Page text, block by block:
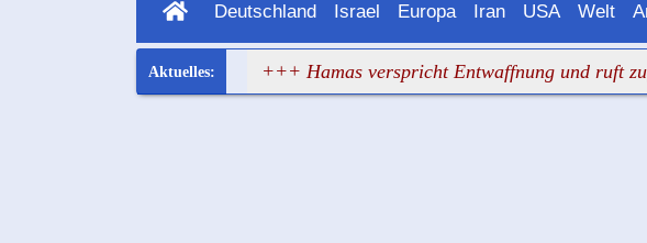
Deutschland Israel Europa Iran USA Welt
hat wieder versagt +++ Hamas verspricht Entwaffnung und ruft